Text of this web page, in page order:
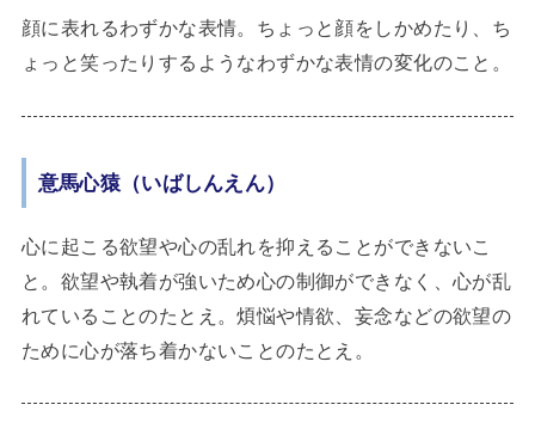
顔に表れるわずかな表情。ちょっと顔をしかめたり、ち
ょっと笑ったりするようなわずかな表情の変化のこと。
意馬心猿（いばしんえん）
心に起こる欲望や心の乱れを抑えることができないこ
と。欲望や執着が強いため心の制御ができなく、心が乱
れていることのたとえ。煩悩や情欲、妄念などの欲望の
ために心が落ち着かないことのたとえ。